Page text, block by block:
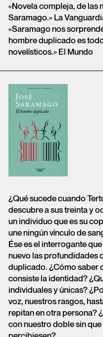
PT EN ES
«Novela compleja, de las
Saramago.» La
«Saramago nos
hombre duplicado es
novelísticos.» El Mundo
¿Qué sucede cuando
descubre a sus treinta y
un individuo que es su
une ningún vínculo de
Ése es el interrogante
nuevo las profundidades
duplicado. ¿Cómo saber
consiste la identidad?
individuales y únicas?
voz, nuestros rasgos,
repitan en otra persona?
con nuestro doble sin